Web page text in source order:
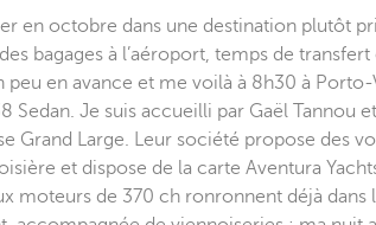
en octobre dans une destination plutôt
bagages à l’aéroport, temps de
peu en avance et me voilà à 8h30 à
Sedan. Je suis accueilli par Gaël Tannou
Grand Large. Leur société propose des
et dispose de la carte Aventura
moteurs de 370 ch ronronnent déjà dans